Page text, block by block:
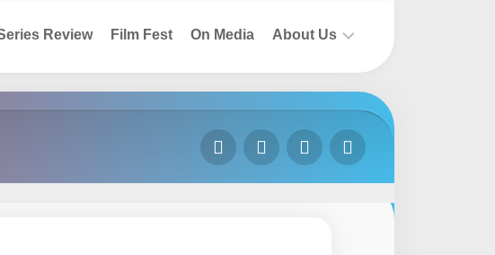
Review Film Fest On Media About Us
How
To
Join
Contact